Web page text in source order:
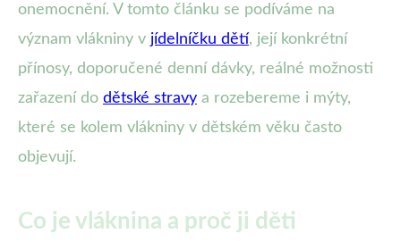
onemocnění. V tomto článku se podíváme na
význam vlákniny v jídelníčku dětí, její konkrétní
přínosy, doporučené denní dávky, reálné možnosti
zařazení do dětské stravy a rozebereme i mýty,
které se kolem vlákniny v dětském věku často
objevují.
Co je vláknina a proč ji děti